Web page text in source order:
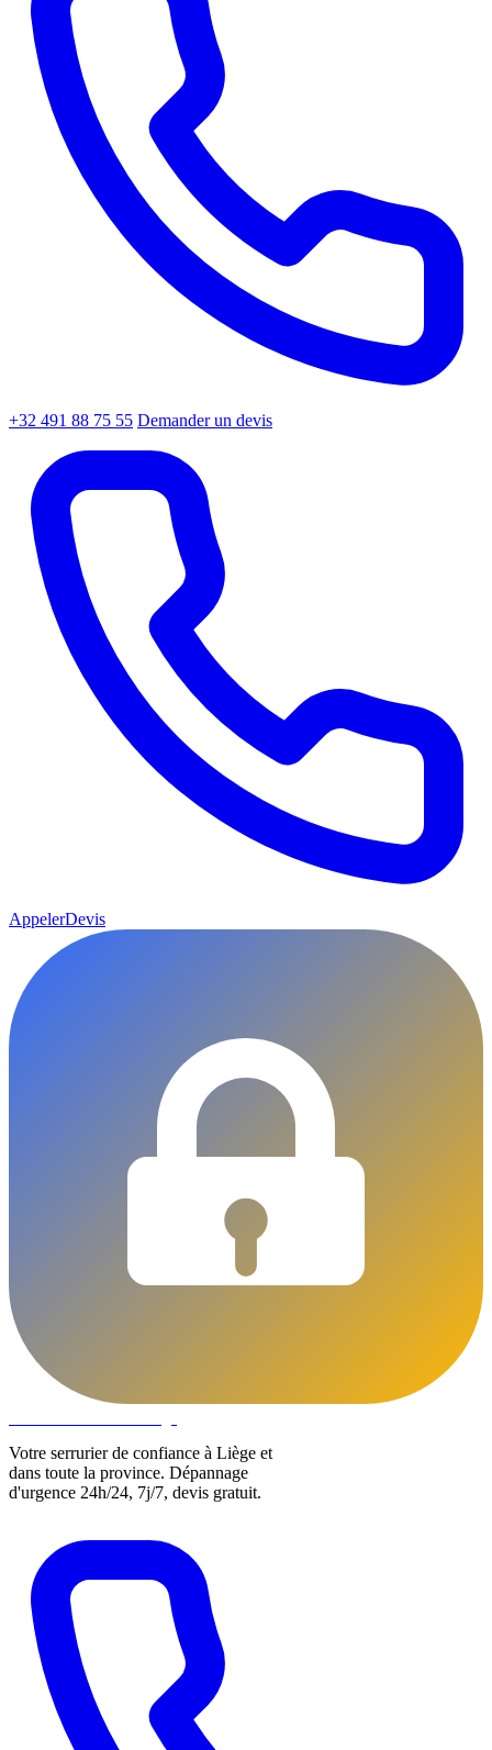
+32 491 88 75 55 Demander un devis
AppelerDevis
Votre serrurier de confiance à Liège et
dans toute la province. Dépannage
d'urgence 24h/24, 7j/7, devis gratuit.